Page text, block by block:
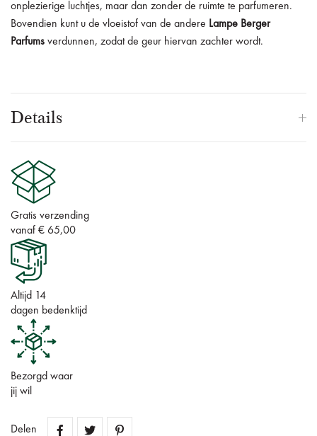
onplezierige luchtjes, maar dan zonder de ruimte te parfumeren.
Bovendien kunt u de vloeistof van de andere Lampe Berger
Parfums verdunnen, zodat de geur hiervan zachter wordt.
Details
Gratis verzending
vanaf € 65,00
Altijd 14
dagen bedenktijd
Bezorgd waar
jij wil
Delen